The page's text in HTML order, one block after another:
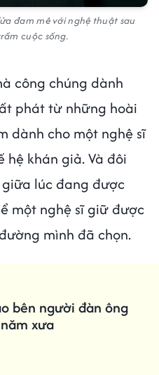
đam mê với nghệ thuật sau
cuộc sống.
công chúng dành
phát từ những hoài
dành cho một nghệ sĩ
khán giả. Và đôi
lúc đang được
một nghệ sĩ giữ được
mình đã chọn.
bên người đàn ông
xưa